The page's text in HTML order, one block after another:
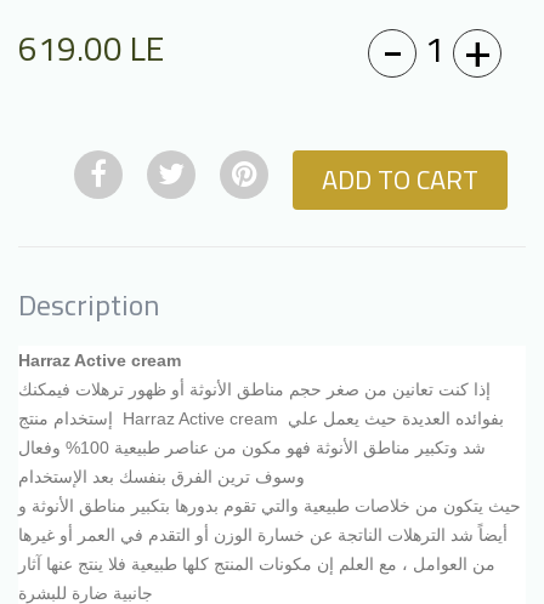
619.00LE - 1 +
ADD TO CART
Description
Harraz Active cream
إذا كنت تعانين من صغر حجم مناطق الأنوثة أو ظهور ترهلات فيمكنك
Harraz Active cream
شد وتكبير مناطق الأنوثة فهو مكون من عناصر طبيعية 100% وفعال
حيث يتكون من خلاصات طبيعية والتي تقوم بدورها بتكبير مناطق الأنوثة و
أيضاً شد الترهلات الناتجة عن خسارة الوزن أو التقدم في العمر أو غيرها
من العوامل ، مع العلم إن مكونات المنتج كلها طبيعية فلا ينتج عنها آثار
جانبية ضارة للبشرة